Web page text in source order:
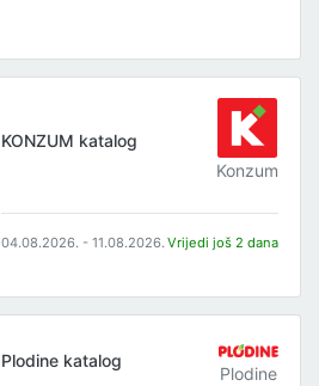
KONZUM katalog
Konzum
04.08.2026. - 11.08.2026. Vrijedi još 2 dana
Plodine katalog
Plodine